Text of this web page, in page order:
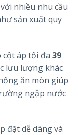
nhiều nhu cầu
sản xuất quy
cột áp tối đa 39
lưu lượng khác
ăn mòn giúp
ngập nước
đặt dễ dàng và